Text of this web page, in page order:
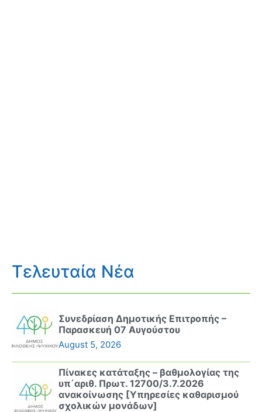
Τελευταία Νέα
Συνεδρίαση Δημοτικής Επιτροπής –
Παρασκευή 07 Αυγούστου
August 5, 2026
Πίνακες κατάταξης – βαθμολογίας της
υπ΄αριθ. Πρωτ. 12700/3.7.2026
ανακοίνωσης [Υπηρεσίες καθαρισμού
σχολικών μονάδων]